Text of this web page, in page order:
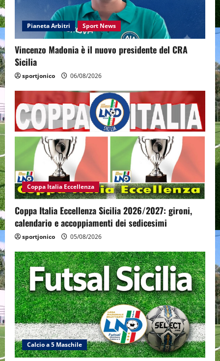
Pianeta Arbitri Sport News
Vincenzo Madonia è il nuovo presidente del CRA
Sicilia
sportjonico 06/08/2026
Coppa Italia Eccellenza
Coppa Italia Eccellenza Sicilia 2026/2027: gironi,
calendario e accoppiamenti dei sedicesimi
sportjonico 05/08/2026
Calcio a 5 Maschile